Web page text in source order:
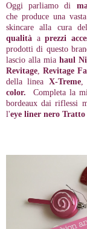
Oggi parliamo di
che produce una
skincare alla cura
qualità aprezzi
prodotti di questo
lascio alla mia haul
Revitage Revitage
della linea X-Treme,
color.
Completa la
bordeaux dai riflessi
l'eye liner nero